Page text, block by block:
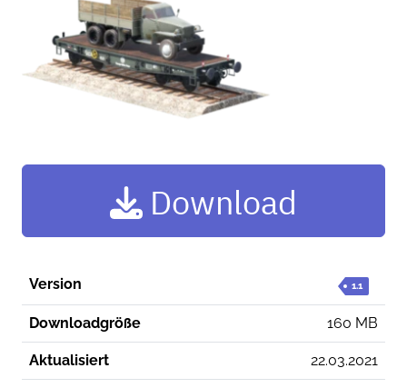
Download
Version 1.1
Downloadgröße 160 MB
Aktualisiert 22.03.2021